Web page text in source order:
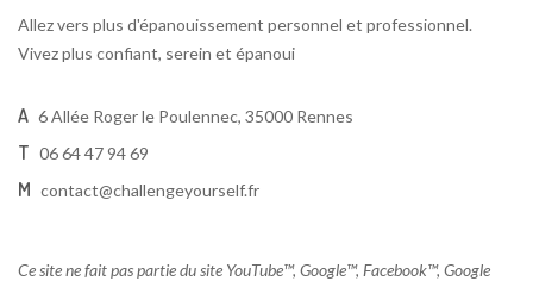
Allez vers plus d'épanouissement personnel et professionnel.
Vivez plus confiant, serein et épanoui
A 6 Allée Roger le Poulennec, 35000 Rennes
T 06 64 47 94 69
M contact@challengeyourself.fr
Ce site ne fait pas partie du site YouTube™, Google™, Facebook™, Google